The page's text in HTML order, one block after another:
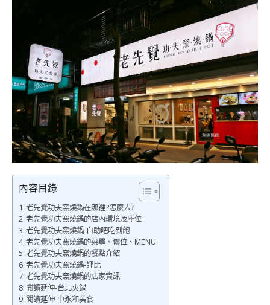
內容目錄
老先覺功夫窯燒鍋在哪裡?怎麼去?
老先覺功夫窯燒鍋的店內環境及座位
老先覺功夫窯燒鍋-自助吧吃到飽
老先覺功夫窯燒鍋的菜單、價位、MENU
老先覺功夫窯燒鍋的餐點介紹
老先覺功夫窯燒鍋-評比
老先覺功夫窯燒鍋的店家資訊
閱讀延伸-台北火鍋
閱讀延伸-中永和美食